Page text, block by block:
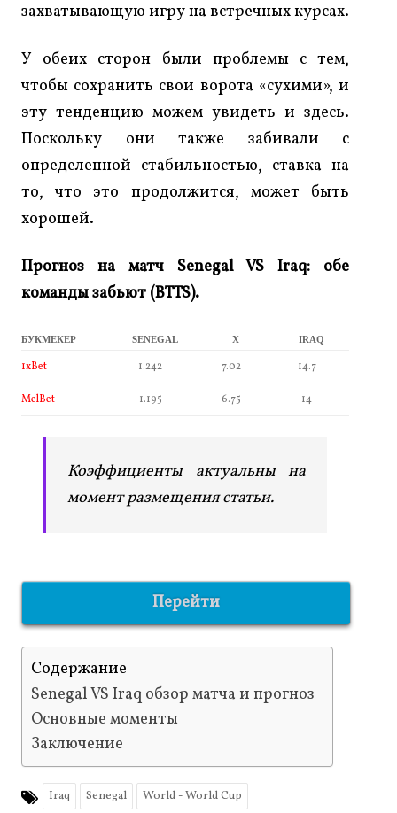
захватывающую игру на встречных курсах.
У обеих сторон были проблемы с тем,
чтобы сохранить свои ворота «сухими», и
эту тенденцию можем увидеть и здесь.
Поскольку они также забивали с
определенной стабильностью, ставка на
то, что это продолжится, может быть
хорошей.
Прогноз на матч Senegal VS Iraq: обе
команды забьют (BTTS).
БУКМЕКЕР SENEGAL X IRAQ
1xBet 1.242 7.02 14.7
MelBet 1.195 6.75 14
Коэффициенты актуальны на
момент размещения статьи.
Перейти
Содержание
Senegal VS Iraq обзор матча и прогноз
Основные моменты
Заключение
Iraq Senegal World - World Cup